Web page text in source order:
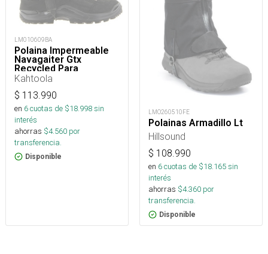
LM010609BA
Polaina Impermeable
Navagaiter Gtx
Recycled Para
Trekking, Nieve Y
Kahtoola
$ 113.990
en 6cuotas de $18.998sin
interés
ahorras $4.560 por
transferencia.
Disponible
LMO260510FE
Polainas Armadillo Lt
Hillsound
$ 108.990
en 6cuotas de $18.165sin
interés
ahorras $4.360 por
transferencia.
Disponible